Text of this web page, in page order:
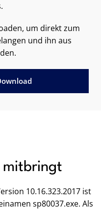
um direkt zum
und ihn aus
mitbringt
10.16.323.2017 ist
sp80037.exe. Als